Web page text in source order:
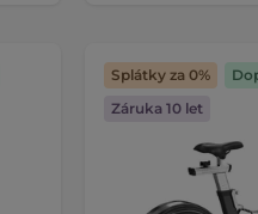
Splátky za 0%
Záruka 10 let